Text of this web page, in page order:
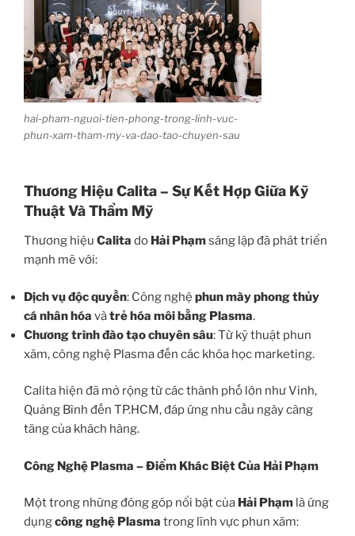
hai-pham-nguoi-tien-phong-trong-linh-vuc-
phun-xam-tham-my-va-dao-tao-chuyen-sau
Thương Hiệu Calita – Sự Kết Hợp Giữa Kỹ
Thuật Và Thẩm Mỹ
Thương hiệu Calita do Hải Phạmsáng lập đã phát triển
mạnh mẽ với:
Dịch vụ độc quyền: Công nghệ phun mày phong thủy
cá nhân hóa vàtrẻ hóa môi bằng Plasma.
Chương trình đào tạo chuyên sâu: Từ kỹ thuật phun
xăm, công nghệ Plasma đến các khóa học marketing.
Calita hiện đã mở rộng từ các thành phố lớn như Vinh,
Quảng Bình đến TP.HCM, đáp ứng nhu cầu ngày càng
tăng của khách hàng.
Công Nghệ Plasma – Điểm Khác Biệt Của Hải Phạm
Một trong những đóng góp nổi bật của Hải Phạm là ứng
dụngcông nghệ Plasma trong lĩnh vực phun xăm: